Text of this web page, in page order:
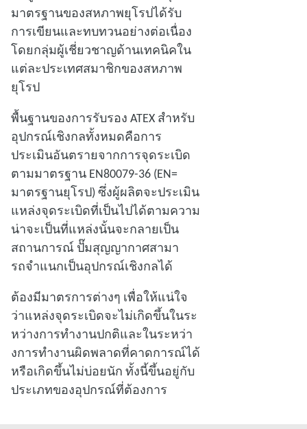
มาตรฐานของสหภาพยุโรปได้รับ
การเขียนและทบทวนอย่างต่อเนื่อง
โดยกลุ่มผู้เชี่ยวชาญด้านเทคนิคใน
แต่ละประเทศสมาชิกของสหภาพ
ยุโรป
พื้นฐานของการรับรอง ATEX สําหรับ
อุปกรณ์เชิงกลทั้งหมดคือการ
ประเมินอันตรายจากการจุดระเบิด
ตามมาตรฐาน EN80079-36 (EN=
มาตรฐานยุโรป) ซึ่งผู้ผลิตจะประเมิน
แหล่งจุดระเบิดที่เป็นไปได้ตามความ
น่าจะเป็นที่แหล่งนั้นจะกลายเป็น
สถานการณ์ ปั๊มสุญญากาศสามา
รถจําแนกเป็นอุปกรณ์เชิงกลได้
ต้องมีมาตรการต่างๆ เพื่อให้แน่ใจ
ว่าแหล่งจุดระเบิดจะไม่เกิดขึ้นในระ
หว่างการทํางานปกติและในระหว่า
งการทํางานผิดพลาดที่คาดการณ์ได้
หรือเกิดขึ้นไม่บ่อยนัก ทั้งนี้ขึ้นอยู่กับ
ประเภทของอุปกรณ์ที่ต้องการ